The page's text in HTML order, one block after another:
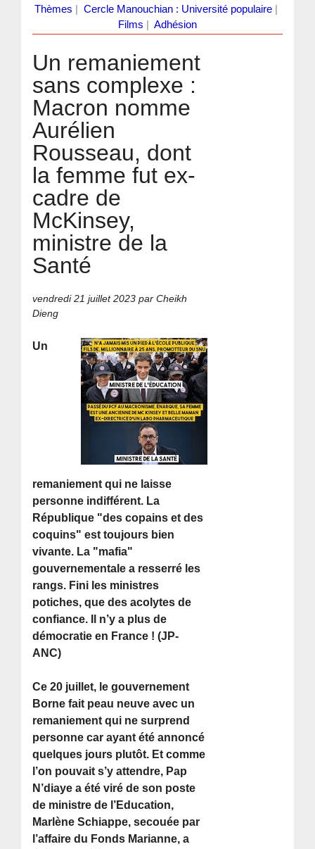
Thèmes
Cercle Manouchian : Université populaire
Films
Adhésion
Un remaniement
sans complexe :
Macron nomme
Aurélien
Rousseau, dont
la femme fut ex-
cadre de
McKinsey,
ministre de la
Santé
vendredi 21 juillet 2023 par Cheikh
Dieng
Un
remaniement qui ne laisse
personne indifférent. La
République "des copains et des
coquins" est toujours bien
vivante. La "mafia"
gouvernementale a resserré les
rangs. Fini les ministres
potiches, que des acolytes de
confiance. Il n’y a plus de
démocratie en France ! (JP-
ANC)
Ce 20 juillet, le gouvernement
Borne fait peau neuve avec un
remaniement qui ne surprend
personne car ayant été annoncé
quelques jours plutôt. Et comme
l’on pouvait s’y attendre, Pap
N’diaye a été viré de son poste
de ministre de l’Education,
Marlène Schiappe, secouée par
l’affaire du Fonds Marianne, a